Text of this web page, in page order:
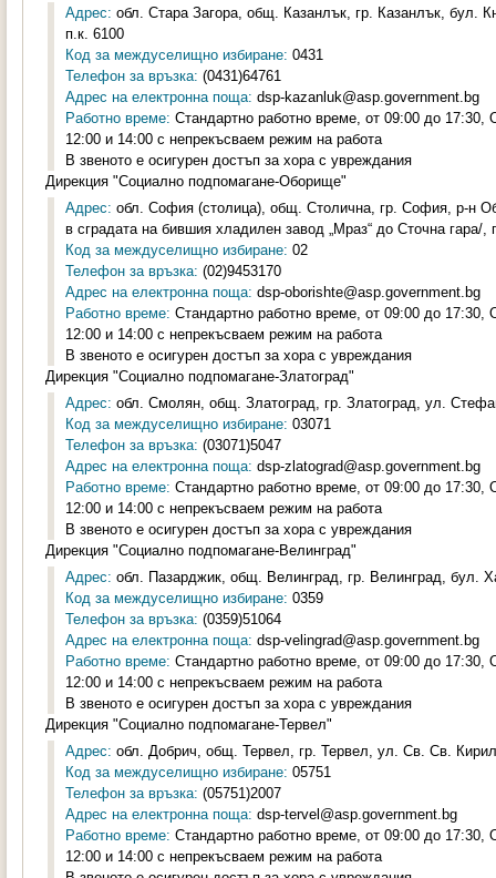
Адрес: обл. Стара Загора, общ. Казанлък, гр. Казанлък, бул.
п.к. 6100
Код за междуселищно избиране: 0431
Телефон за връзка: (0431)64761
Адрес на електронна поща: dsp-kazanluk@asp.government.bg
Работно време: Стандартно работно време, от 09:00 до
12:00 и 14:00 с непрекъсваем режим на работа
В звеното е осигурен достъп за хора с увреждания
Дирекция "Социално подпомагане-Оборище"
Адрес: обл. София (столица), общ. Столична, гр. София, р-н
в сградата на бившия хладилен завод „Мраз“ до Сточна гара/,
Код за междуселищно избиране: 02
Телефон за връзка: (02)9453170
Адрес на електронна поща: dsp-oborishte@asp.government.bg
Работно време: Стандартно работно време, от 09:00 до
12:00 и 14:00 с непрекъсваем режим на работа
В звеното е осигурен достъп за хора с увреждания
Дирекция "Социално подпомагане-Златоград"
Адрес: обл. Смолян, общ. Златоград, гр. Златоград, ул.
Код за междуселищно избиране: 03071
Телефон за връзка: (03071)5047
Адрес на електронна поща: dsp-zlatograd@asp.government.bg
Работно време: Стандартно работно време, от 09:00 до
12:00 и 14:00 с непрекъсваем режим на работа
В звеното е осигурен достъп за хора с увреждания
Дирекция "Социално подпомагане-Велинград"
Адрес: обл. Пазарджик, общ. Велинград, гр. Велинград, бул.
Код за междуселищно избиране: 0359
Телефон за връзка: (0359)51064
Адрес на електронна поща: dsp-velingrad@asp.government.bg
Работно време: Стандартно работно време, от 09:00 до
12:00 и 14:00 с непрекъсваем режим на работа
В звеното е осигурен достъп за хора с увреждания
Дирекция "Социално подпомагане-Тервел"
Адрес: обл. Добрич, общ. Тервел, гр. Тервел, ул. Св. Св.
Код за междуселищно избиране: 05751
Телефон за връзка: (05751)2007
Адрес на електронна поща: dsp-tervel@asp.government.bg
Работно време: Стандартно работно време, от 09:00 до
12:00 и 14:00 с непрекъсваем режим на работа